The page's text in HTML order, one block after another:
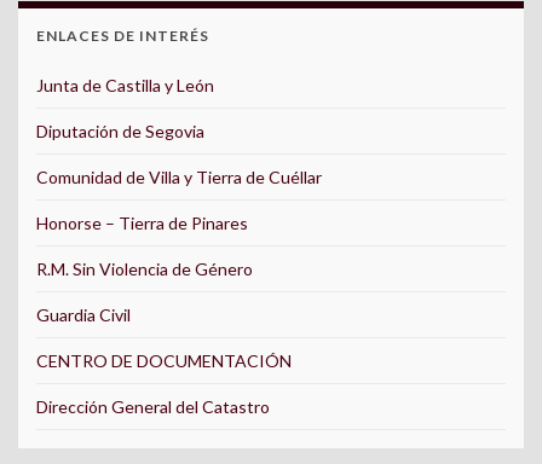
ENLACES DE INTERÉS
Junta de Castilla y León
Diputación de Segovia
Comunidad de Villa y Tierra de Cuéllar
Honorse – Tierra de Pinares
R.M. Sin Violencia de Género
Guardia Civil
CENTRO DE DOCUMENTACIÓN
Dirección General del Catastro